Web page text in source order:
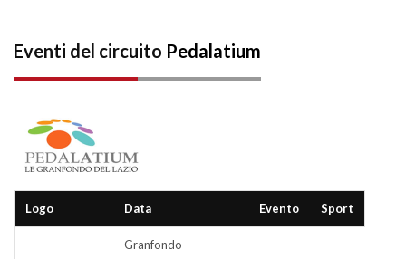
Eventi del circuito Pedalatium
Logo Data Evento Sport
Granfondo